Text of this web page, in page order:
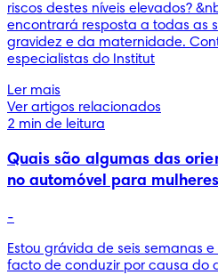
riscos destes níveis elevados?
encontrará resposta a todas as
gravidez e da maternidade.
especialistas do Institut
Ler mais
Ver artigos relacionados
2 min de leitura
Quais são algumas das
no automóvel para
-
Estou grávida de seis semanas
facto de conduzir por causa do